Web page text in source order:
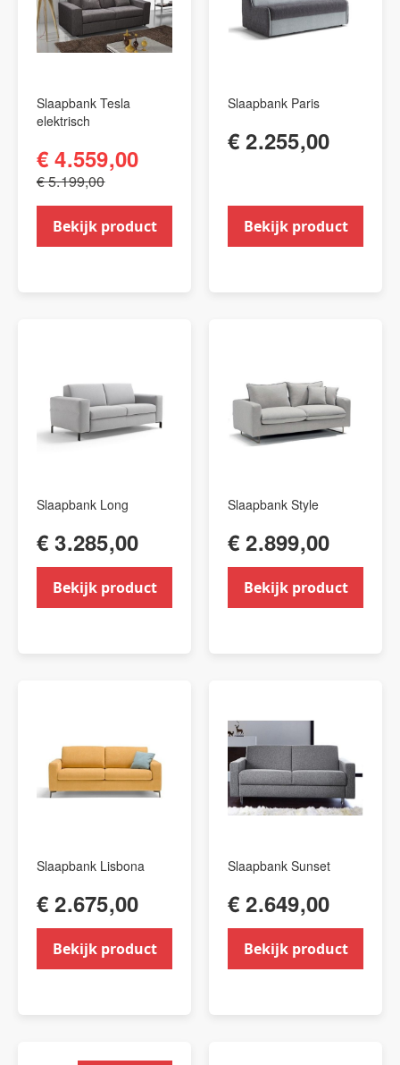
Slaapbank Tesla
elektrisch
€ 4.559,00
€ 5.199,00
Bekijk product
Slaapbank Paris
€ 2.255,00
Bekijk product
Slaapbank Long
€ 3.285,00
Bekijk product
Slaapbank Style
€ 2.899,00
Bekijk product
Slaapbank Lisbona
€ 2.675,00
Bekijk product
Slaapbank Sunset
€ 2.649,00
Bekijk product